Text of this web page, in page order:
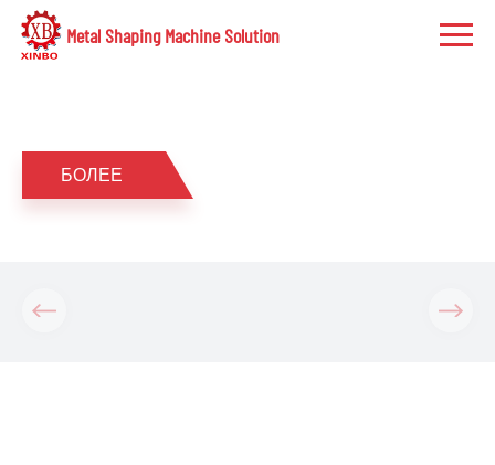
Metal Shaping Machine Solution
БОЛЕЕ